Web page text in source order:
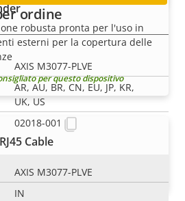
robusta pronta per l'uso in
esterni per la copertura delle
per questo dispositivo
Cable
per questo dispositivo
ordine
AXIS M3077-PLVE
AR, AU, BR, CN, EU, JP, KR,
UK, US
02018-001
AXIS M3077-PLVE
IN